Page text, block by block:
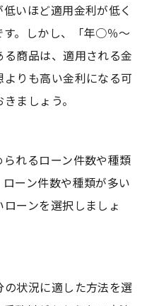
いほど適用金利が低く
す。しかし、「年○％～
商品は、適用される金
りも高い金利になる可
ましょう。
れるローン件数や種類
ーン件数や種類が多い
ーンを選択しましょ
状況に適した方法を選